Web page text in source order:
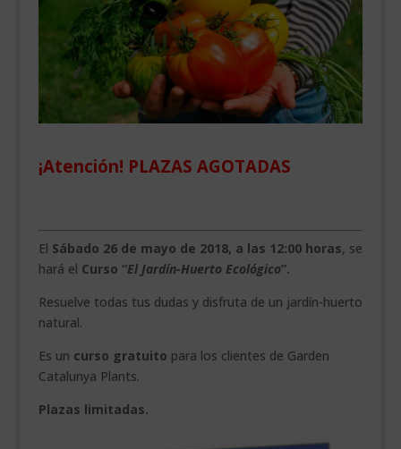
___________________________
VEURE EN CATALÀ
¡Atención! PLAZAS AGOTADAS
El Sábado 26 de mayo de 2018, a las 12:00 horas, se
hará el Curso “El Jardín-Huerto Ecológico”.
Resuelve todas tus dudas y disfruta de un jardín-huerto
natural.
Es un curso gratuito para los clientes de Garden
Catalunya Plants.
Plazas limitadas.